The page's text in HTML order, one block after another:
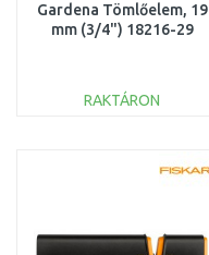
Gardena Tömlőelem, 19
mm (3/4") 18216-29
RAKTÁRON
Összehasonlítás